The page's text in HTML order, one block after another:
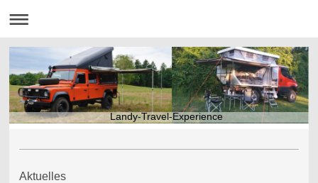
Landy-Travel-Experience
Aktuelles